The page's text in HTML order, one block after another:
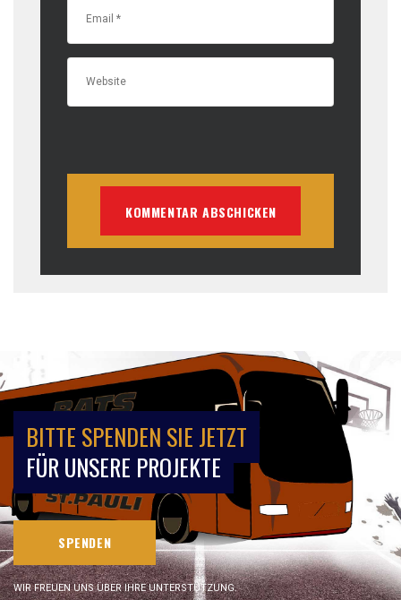
BITTE SPENDEN SIE JETZT
FÜR UNSERE PROJEKTE
SPENDEN
WIR FREUEN UNS ÜBER IHRE UNTERSTÜTZUNG.